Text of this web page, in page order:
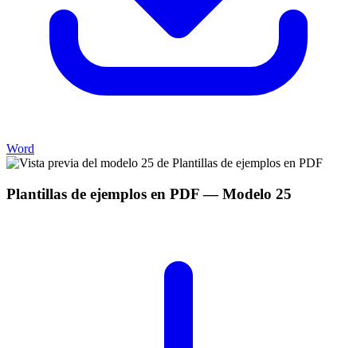
Word
Plantillas de ejemplos en PDF— Modelo 25